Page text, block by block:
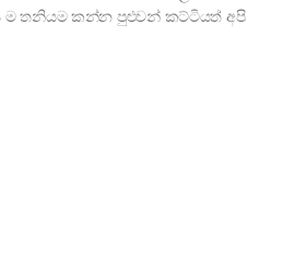
ම තනියම කන්න පුළුවන් කට්ටියත් අපි